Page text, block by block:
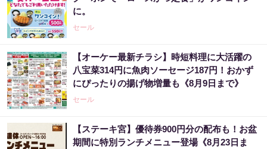
に。
セール
【オーケー最新チラシ】時短料理に大活躍の
八宝菜314円に魚肉ソーセージ187円！おかず
にぴったりの揚げ物増量も《8月9日まで》
セール
【ステーキ宮】優待券900円分の配布も！お盆
期間に特別ランチメニュー登場《8月23日ま